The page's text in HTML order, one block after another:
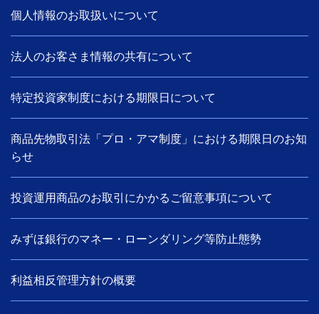
個人情報のお取扱いについて
法人のお客さま情報の共有について
特定投資家制度における期限日について
商品先物取引法「プロ・アマ制度」における期限日のお知
らせ
投資運用商品のお取引にかかるご留意事項について
みずほ銀行のマネー・ローンダリング等防止態勢
利益相反管理方針の概要